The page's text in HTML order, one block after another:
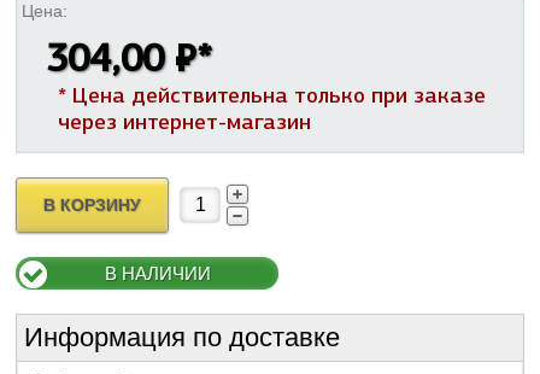
Цена:
304,00 ₽*
* Цена действительна только при заказе
через интернет-магазин
В КОРЗИНУ
В НАЛИЧИИ
Информация по доставке